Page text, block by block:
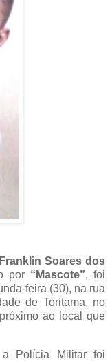
Soares dos
por “Mascote”, foi
feira (30), na rua
de Toritama, no
ao local que
Polícia Militar foi